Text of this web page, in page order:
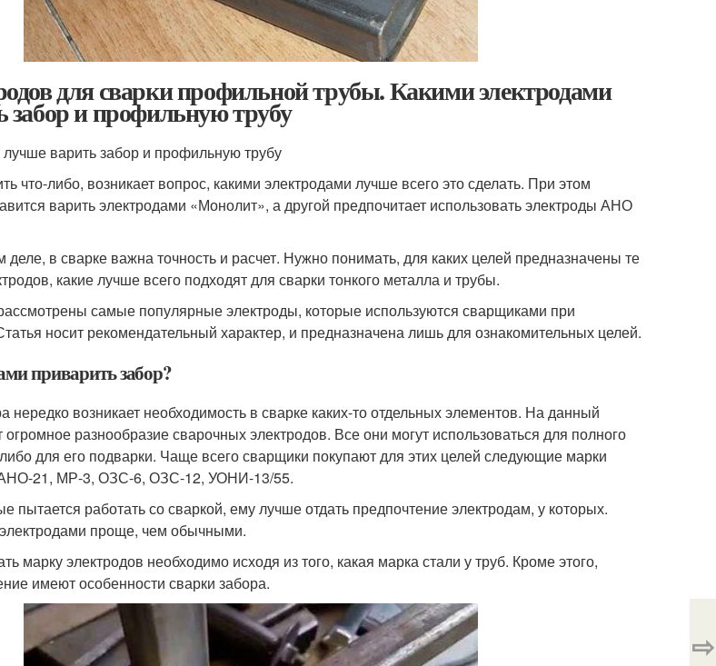
для сварки профильной трубы. Какими электродами
и профильную трубу
варить забор и профильную трубу
что-либо, возникает вопрос, какими электродами лучше всего это сделать. При этом
варить электродами «Монолит», а другой предпочитает использовать электроды АНО
деле, в сварке важна точность и расчет. Нужно понимать, для каких целей предназначены те
какие лучше всего подходят для сварки тонкого металла и трубы.
самые популярные электроды, которые используются сварщиками при
носит рекомендательный характер, и предназначена лишь для ознакомительных целей.
приварить забор?
нередко возникает необходимость в сварке каких-то отдельных элементов. На данный
огромное разнообразие сварочных электродов. Все они могут использоваться для полного
для его подварки. Чаще всего сварщики покупают для этих целей следующие марки
21, МР-3, ОЗС-6, ОЗС-12, УОНИ-13/55.
пытается работать со сваркой, ему лучше отдать предпочтение электродам, у которых.
проще, чем обычными.
марку электродов необходимо исходя из того, какая марка стали у труб. Кроме этого,
имеют особенности сварки забора.
⇨